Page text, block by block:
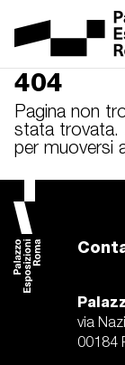
404
Pagina non
stata trovata.
per muoversi
via
00184